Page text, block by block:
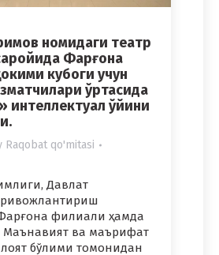
номидаги театр
Фарғона
кубоги учун
ўртасида
интеллектуал ўйини
Raqobat qo'mitasi
Давлат
филиали ҳамда
Маънавият ва маърифат
бўлими томонидан